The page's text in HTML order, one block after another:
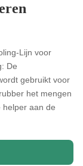
Lijn voor
De
gebruikt voor
het mengen
helper aan de